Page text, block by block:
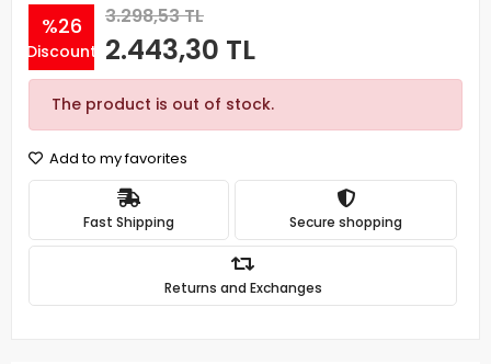
%26
Discount
3.298,53 TL
2.443,30 TL
The product is out of stock.
Add to my favorites
Fast Shipping Secure shopping
Returns and Exchanges